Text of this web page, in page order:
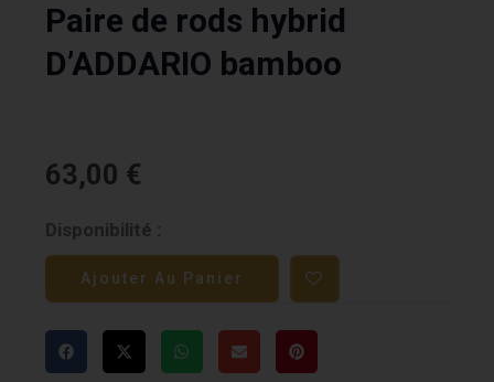
Paire de rods hybrid
D’ADDARIO bamboo
63,00 €
Disponibilité :
quantité
de
Paire
de
rods
Ajouter Au Panier